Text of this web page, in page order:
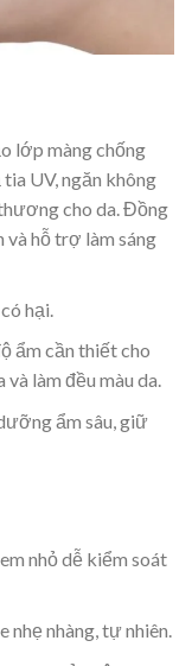
lớp màng chống
UV, ngăn không
cho da. Đồng
hỗ trợ làm sáng
hại.
ẩm cần thiết cho
làm đều màu da.
ẩm sâu, giữ
nhỏ dễ kiểm soát
nhẹ nhàng, tự nhiên.